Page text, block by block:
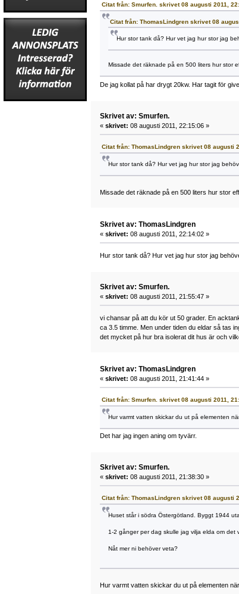
Citat från: Smurfen. skrivet 08 augusti 2011,
Citat från: ThomasLindgren skrivet 08
Hur stor tank då? Hur vet jag hur stor jag
Missade det räknade på en 500 liters hur stor
De jag kollat på har drygt 20kw. Har tagit för
Skrivet av: Smurfen.
« skrivet: 08 augusti 2011, 22:15:06 »
Citat från: ThomasLindgren skrivet 08 augusti
Hur stor tank då? Hur vet jag hur stor jag
Missade det räknade på en 500 liters hur stor
Skrivet av: ThomasLindgren
« skrivet: 08 augusti 2011, 22:14:02 »
Hur stor tank då? Hur vet jag hur stor jag
Skrivet av: Smurfen.
« skrivet: 08 augusti 2011, 21:55:47 »
vi chansar på att du kör ut 50 grader. En
ca 3.5 timme. Men under tiden du eldar så tas
det mycket på hur bra isolerat dit hus är och
Skrivet av: ThomasLindgren
« skrivet: 08 augusti 2011, 21:41:44 »
Citat från: Smurfen. skrivet 08 augusti 2011,
Hur varmt vatten skickar du ut på elementen
Det har jag ingen aning om tyvärr.
Skrivet av: Smurfen.
« skrivet: 08 augusti 2011, 21:38:30 »
Citat från: ThomasLindgren skrivet 08 augusti
Huset står i södra Östergötland. Byggt 1944
1-2 gånger per dag skulle jag vilja elda om det
Nåt mer ni behöver veta?
Hur varmt vatten skickar du ut på elementen